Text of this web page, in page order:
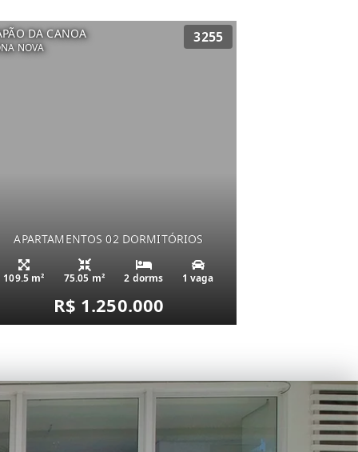
DA CANOA
NOVA
3255
APARTAMENTOS 02 DORMITÓRIOS
109.5 m² 75.05 m² 2 dorms 1 vaga
R$ 1.250.000